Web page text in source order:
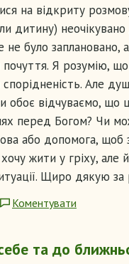
на відкриту
дитину)
не було заплановано,
Я розумію,
спорідненість. Але
обоє відчуваємо,
перед Богом? Чи
або допомога, щоб
жити у гріху, але
Щиро дякую за
Коментувати
та до